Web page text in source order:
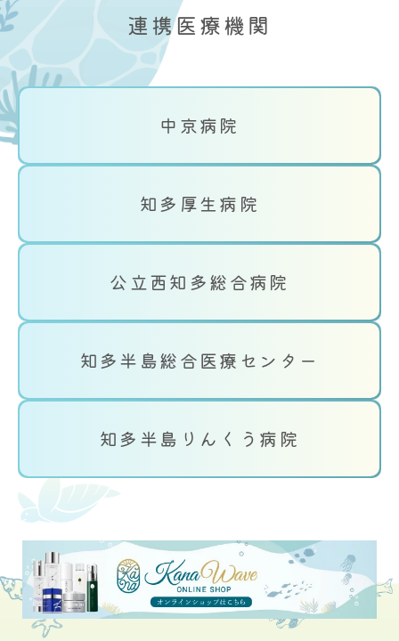
連携医療機関
中京病院
知多厚生病院
公立西知多総合病院
知多半島総合医療センター
知多半島りんくう病院